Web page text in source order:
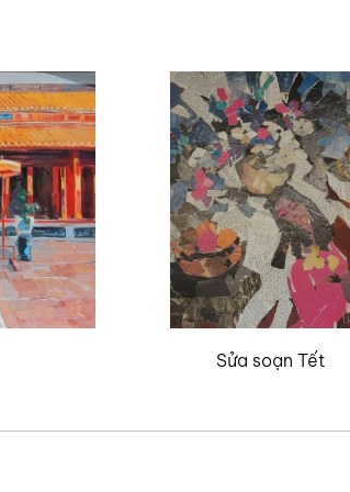
Sửa soạn Tết